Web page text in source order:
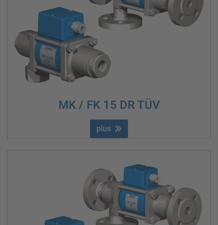
MK / FK 15 DR TÜV
plus